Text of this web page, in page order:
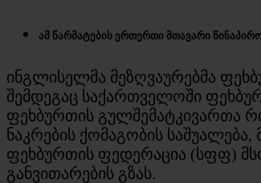
ამ წარმატების ერთერთი მთავარი
ინგლისელმა მეზღვაურებმა
შემდეგაც საქართველოში
ფეხბურთის გულშემატკივართა
ნაკრების ქომაგობის
ფეხბურთის ფედერაცია (სფფ)
განვითარების გზას.